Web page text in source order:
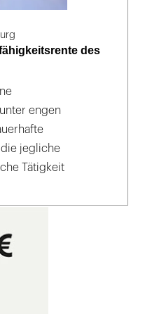
des
engen
jegliche
Tätigkeit